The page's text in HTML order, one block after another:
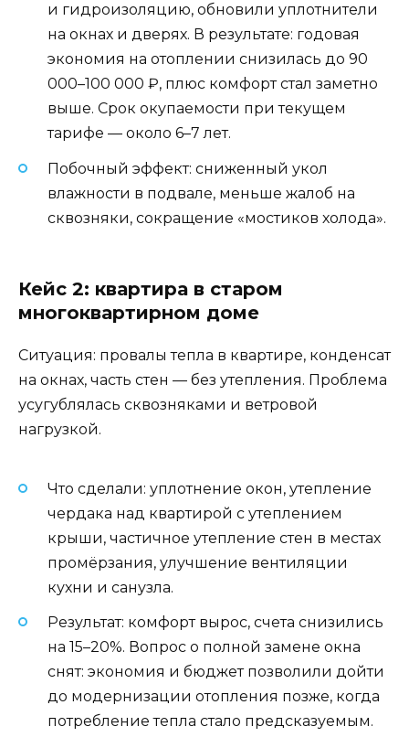
и гидроизоляцию, обновили уплотнители
на окнах и дверях. В результате: годовая
экономия на отоплении снизилась до 90
000–100 000 ₽, плюс комфорт стал заметно
выше. Срок окупаемости при текущем
тарифе — около 6–7 лет.
Побочный эффект: сниженный укол
влажности в подвале, меньше жалоб на
сквозняки, сокращение «мостиков холода».
Кейс 2: квартира в старом
многоквартирном доме
Ситуация: провалы тепла в квартире, конденсат
на окнах, часть стен — без утепления. Проблема
усугублялась сквозняками и ветровой
нагрузкой.
Что сделали: уплотнение окон, утепление
чердака над квартирой с утеплением
крыши, частичное утепление стен в местах
промёрзания, улучшение вентиляции
кухни и санузла.
Результат: комфорт вырос, счета снизились
на 15–20%. Вопрос о полной замене окна
снят: экономия и бюджет позволили дойти
до модернизации отопления позже, когда
потребление тепла стало предсказуемым.